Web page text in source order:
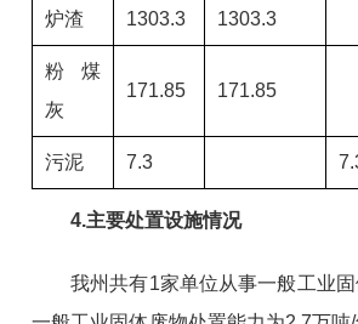
炉渣 1303.3 1303.3
粉煤
灰
171.85 171.85
污泥 7.3
4.主要处置设施情况
我州共有1家单位从事一般工业固